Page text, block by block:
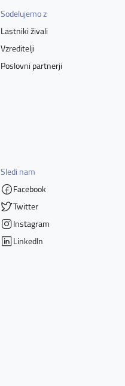
Sodelujemo z
Lastniki živali
Vzreditelji
Poslovni partnerji
Sledi nam
Facebook
Twitter
Instagram
LinkedIn